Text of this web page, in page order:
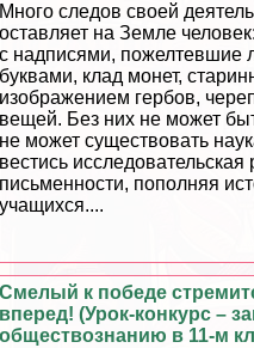
Много следов своей
оставляет на Земле
с надписями, пожелтевшие
буквами, клад монет,
изображением гербов,
вещей. Без них не может
не может существовать
вестись
письменности, пополняя
учащихся....
Смелый к победе
вперед! (Урок-конкурс –
обществознанию в 11-м